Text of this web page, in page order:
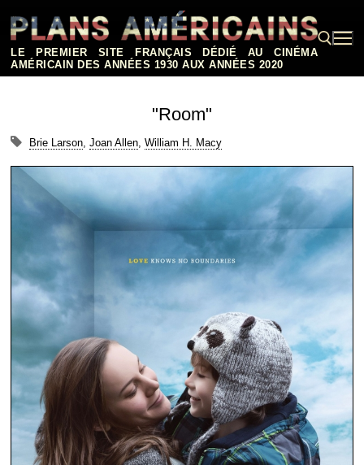
contenu
LE PREMIER SITE FRANÇAIS DÉDIÉ AU CINÉMA
AMÉRICAIN DES ANNÉES 1930 AUX ANNÉES 2020
"Room"
Brie Larson, Joan Allen, William H. Macy